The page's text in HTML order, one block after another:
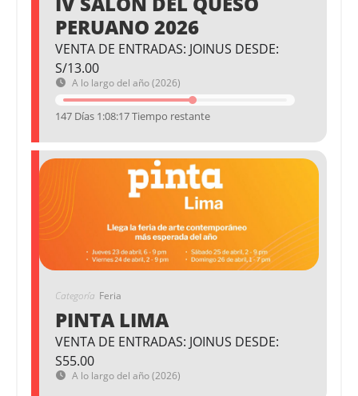
PERUANO 2026
VENTA DE ENTRADAS: JOINUS DESDE:
S/13.00
A lo largo del año (2026)
147 Días 1:08:17 Tiempo restante
Categoría Feria
PINTA LIMA
VENTA DE ENTRADAS: JOINUS DESDE:
S55.00
A lo largo del año (2026)